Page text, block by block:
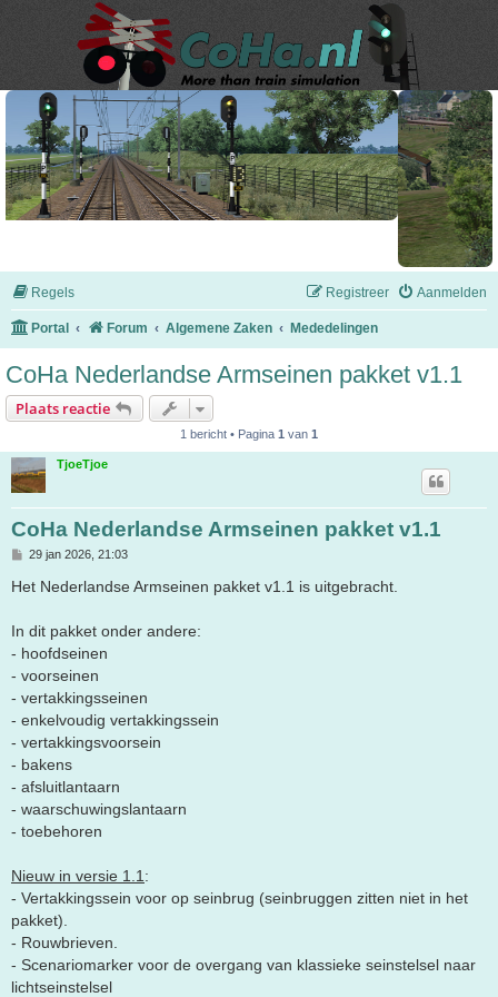
Regels Aanmelden
Registreer
Portal Forum Algemene Zaken Mededelingen
CoHa Nederlandse Armseinen pakket v1.1
Plaats reactie
1 bericht • Pagina 1 van 1
TjoeTjoe
CoHa Nederlandse Armseinen pakket v1.1
B
r
29 jan 2026, 21:03
Het Nederlandse Armseinen pakket v1.1 is uitgebracht.
In dit pakket onder andere:
- hoofdseinen
- voorseinen
- vertakkingsseinen
- enkelvoudig vertakkingssein
- vertakkingsvoorsein
- bakens
- afsluitlantaarn
- waarschuwingslantaarn
- toebehoren
Nieuw in versie 1.1 :
- Vertakkingssein voor op seinbrug (seinbruggen zitten niet in het
pakket).
- Rouwbrieven.
- Scenariomarker voor de overgang van klassieke seinstelsel naar
lichtseinstelsel